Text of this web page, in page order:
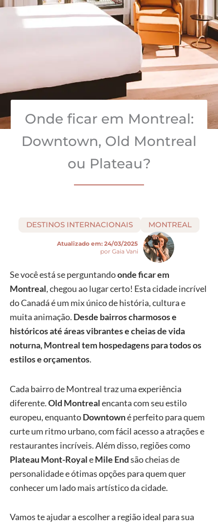
Onde ficar em Montreal:
Downtown, Old Montreal
ou Plateau?
DESTINOS INTERNACIONAIS MONTREAL
Atualizado em: 24/03/2025
por Gaia Vani
Se você está se perguntandoonde ficar em
Montreal, chegou ao lugar certo! Esta cidade incrível
do Canadá é um mix único de história, cultura e
muita animação. Desde bairros charmosos e
históricos até áreas vibrantes e cheias de vida
noturna, Montreal tem hospedagens para todos os
estilos e orçamentos.
Cada bairro de Montreal traz uma experiência
diferente.Old Montrealencanta com seu estilo
europeu, enquantoDowntowné perfeito para quem
curte um ritmo urbano, com fácil acesso a atrações e
restaurantes incríveis. Além disso, regiões como
Plateau Mont-RoyaleMile Endsão cheias de
personalidade e ótimas opções para quem quer
conhecer um lado mais artístico da cidade.
Vamos te ajudar a escolher a região ideal para sua